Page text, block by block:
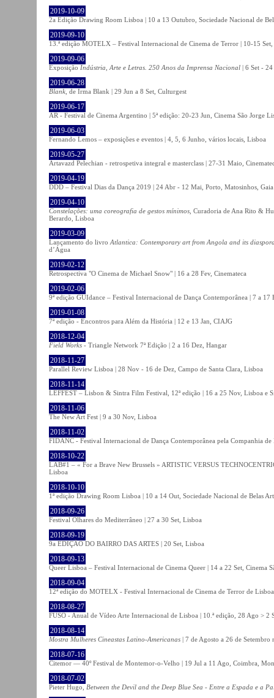
2019-10-09
2a Edição Drawing Room Lisboa | 10 a 13 Outubro, Sociedade Nacional de
2019-09-10
13.ª edição MOTELX – Festival Internacional de Cinema de Terror | 10-15
2019-09-06
Exposição Indústria, Arte e Letras. 250 Anos da Imprensa Nacional | 6 Set -
2019-06-28
Blank , de Irma Blank | 29 Jun a 8 Set, Culturgest
2019-06-17
AR - Festival de Cinema Argentino | 5ª edição: 20-23 Jun, Cinema São Jorge
2019-06-03
Fernando Lemos – exposições e eventos | 4, 5, 6 Junho, vários locais, Lisboa
2019-05-27
Artavazd Pelechian - retrospetiva integral e masterclass | 27-31 Maio,
2019-04-19
DDD – Festival Dias da Dança 2019 | 24 Abr - 12 Mai, Porto, Matosinhos, Gaia
2019-04-10
Constelações: uma coreografia de gestos mínimos , Curadoria de Ana Rito &
Berardo, Lisboa
2019-03-09
Lançamento do livro Atlantica: Contemporary art from Angola and its
d’Água
2019-02-12
Retrospectiva "O Cinema de Michael Snow" | 16 a 28 Fev, Cinemateca
2019-02-06
9ª edição GUIdance – Festival Internacional de Dança Contemporânea | 7 a 17
2019-01-08
7ª edição - Encontros para Além da História | 12 e 13 Jan, CIAJG
2018-12-04
Field Works - Triangle Network 7ª Edição | 2 a 16 Dez, Hangar
2018-11-27
Parallel Review Lisboa | 28 Nov - 16 de Dez, Campo de Santa Clara, Lisboa
2018-11-14
LEFFEST – Lisbon & Sintra Film Festival, 12ª edição | 16 a 25 Nov, Lisboa e
2018-11-06
The New Art Fest | 9 a 30 Nov, Lisboa
2018-11-02
FIDANC - Festival Internacional de Dança Contemporânea pela Companhia
2018-10-22
LAB#1 – « For a Brave New Brussels » ARTISTIC VERSUS
Lisboa
2018-10-10
1ª edição Drawing Room Lisboa | 10 a 14 Out, Sociedade Nacional de Belas
2018-09-26
Festival Olhares do Mediterrâneo | 27 a 30 Set, Lisboa
2018-09-19
9a EDIÇÃO DO BAIRRO DAS ARTES | 20 Set, Lisboa
2018-09-13
Queer Lisboa – Festival Internacional de Cinema Queer | 14 a 22 Set, Cinema
2018-09-04
12ª edição do MOTELX - Festival Internacional de Cinema de Terror de
2018-08-27
FUSO - Anual de Vídeo Arte Internacional de Lisboa | 10.ª edição, 28 Ago > 2
2018-08-14
Mostra Mulheres Cineastas Latino-Americanas | 7 de Agosto a 26 de Setembro
2018-07-16
Citemor — 40º Festival de Montemor-o-Velho | 19 Jul a 11 Ago, Coimbra,
2018-07-02
Pieter Hugo, Between the Devil and the Deep Blue Sea - Entre a Espada e a